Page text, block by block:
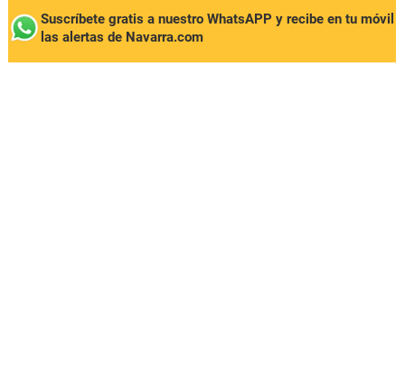
Suscríbete gratis a nuestro WhatsAPP y recibe en tu móvil
las alertas de Navarra.com